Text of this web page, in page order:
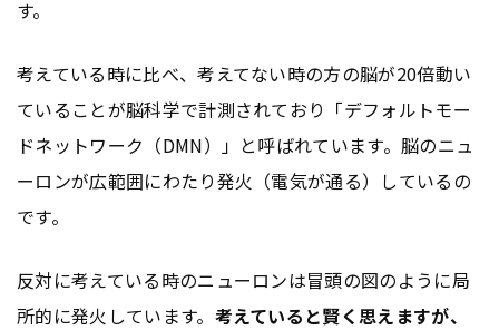
す。
考えている時に比べ、考えてない時の方の脳が20倍動い
ていることが脳科学で計測されており「デフォルトモー
ドネットワーク（DMN）」と呼ばれています。脳のニュ
ーロンが広範囲にわたり発火（電気が通る）しているの
です。
反対に考えている時のニューロンは冒頭の図のように局
所的に発火しています。 考えていると賢く思えますが、